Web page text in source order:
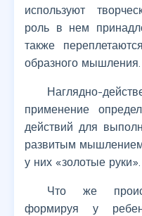
используют
роль в нем
также
образного мышления.
Наглядно-
применение
действий для
развитым мышлением
у них «золотые руки».
Что же
формируя у